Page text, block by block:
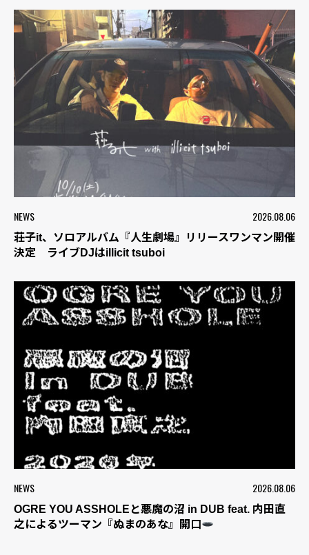
NEWS 2026.08.06
荘子it、ソロアルバム『人生劇場』リリースワンマン開催
決定 ライブDJはillicit tsuboi
NEWS 2026.08.06
OGRE YOU ASSHOLEと悪魔の沼 in DUB feat. 内田直
之によるツーマン『ぬまのあな』開口